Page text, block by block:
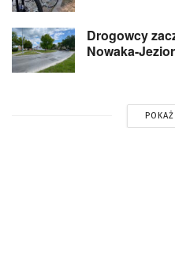
Drogowcy
Nowaka-
POKAŻ